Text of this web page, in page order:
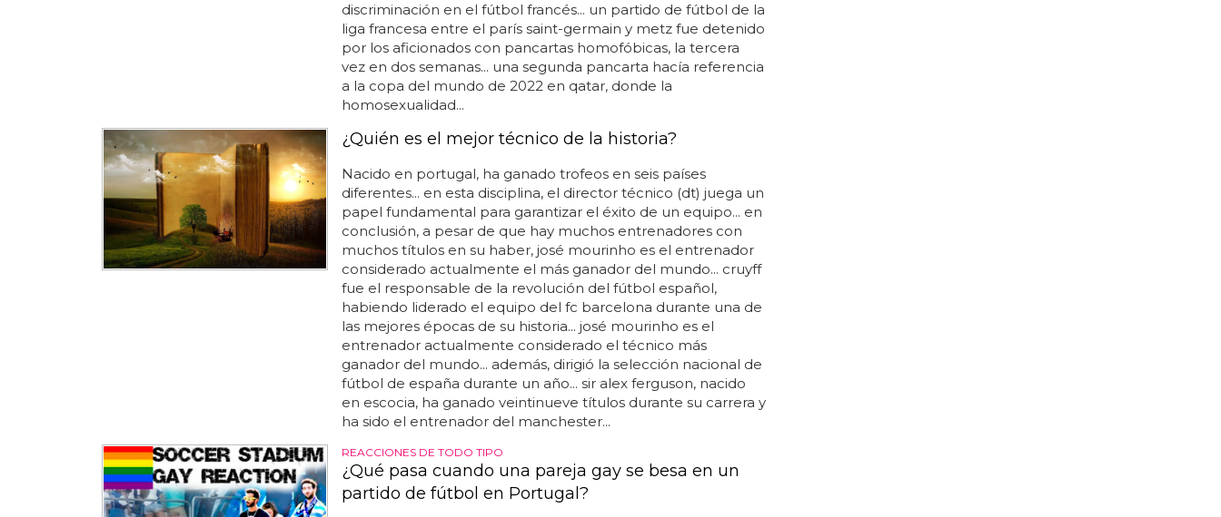
discriminación en el fútbol francés... un partido de fútbol de la
liga francesa entre el parís saint-germain y metz fue detenido
por los aficionados con pancartas homofóbicas, la tercera
vez en dos semanas... una segunda pancarta hacía referencia
a la copa del mundo de 2022 en qatar, donde la
homosexualidad...
¿Quién es el mejor técnico de la historia?
Nacido en portugal, ha ganado trofeos en seis países
diferentes... en esta disciplina, el director técnico (dt) juega un
papel fundamental para garantizar el éxito de un equipo... en
conclusión, a pesar de que hay muchos entrenadores con
muchos títulos en su haber, josé mourinho es el entrenador
considerado actualmente el más ganador del mundo... cruyff
fue el responsable de la revolución del fútbol español,
habiendo liderado el equipo del fc barcelona durante una de
las mejores épocas de su historia... josé mourinho es el
entrenador actualmente considerado el técnico más
ganador del mundo... además, dirigió la selección nacional de
fútbol de españa durante un año... sir alex ferguson, nacido
en escocia, ha ganado veintinueve títulos durante su carrera y
ha sido el entrenador del manchester...
REACCIONES DE TODO TIPO
¿Qué pasa cuando una pareja gay se besa en un
partido de fútbol en Portugal?